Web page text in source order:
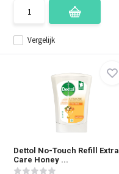
Vergelijk
Dettol No-Touch Refill Extra
Care Honey ...